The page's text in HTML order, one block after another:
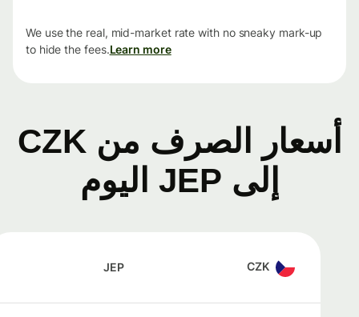
We use the real, mid-market rate with no sneaky mark-up
to hide the fees.Learn more
أسعار الصرف من CZK
إلى JEP اليوم
CZK
JEP